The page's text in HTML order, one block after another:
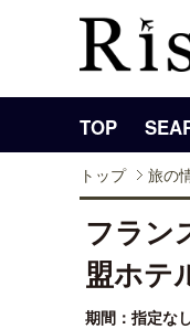
TOP
トップ 旅の
フラン
盟ホテ
期間：指定な